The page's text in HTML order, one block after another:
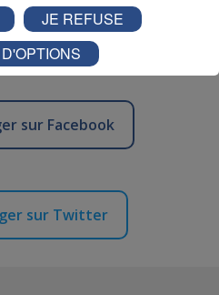
métaux
sur Facebook
sur Twitter
JE REFUSE